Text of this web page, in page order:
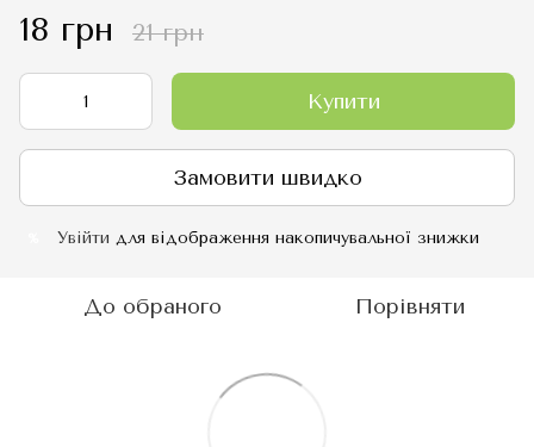
18 грн 21 грн
Купити
Замовити швидко
Увійти для відображення накопичувальної знижки
До обраного Порівняти